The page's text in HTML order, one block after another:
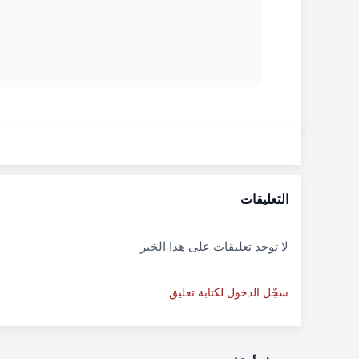
التعليقات
لا توجد تعليقات على هذا الخبر
سجّل الدخول لكتابة تعليق